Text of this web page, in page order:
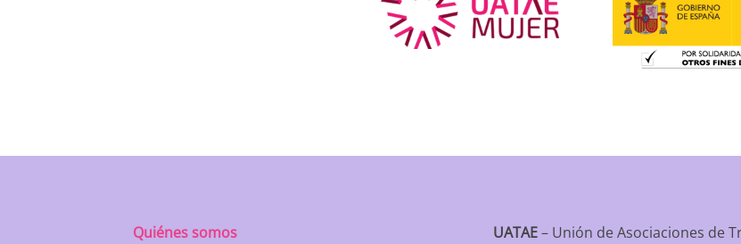
Quiénes somos
UATAE– Unión de Asociaciones de